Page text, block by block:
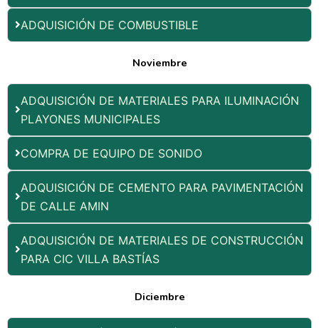
ADQUISICIÓN DE COMBUSTIBLE
Noviembre
ADQUISICIÓN DE MATERIALES PARA ILUMINACIÓN
PLAYONES MUNICIPALES
COMPRA DE EQUIPO DE SONIDO
ADQUISICIÓN DE CEMENTO PARA PAVIMENTACIÓN
DE CALLE AMIN
ADQUISICIÓN DE MATERIALES DE CONSTRUCCIÓN
PARA CIC VILLA BASTÍAS
Diciembre